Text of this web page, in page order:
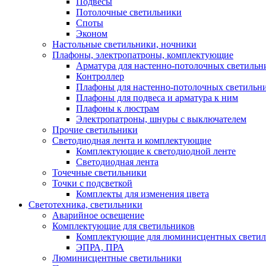
Потолочные светильники
Споты
Эконом
Настольные светильники, ночники
Плафоны, электропатроны, комплектующие
Арматура для настенно-потолочных
Контроллер
Плафоны для настенно-потолочных
Плафоны для подвеса и арматура к ним
Плафоны к люстрам
Электропатроны, шнуры с выключателем
Прочие светильники
Светодиодная лента и комплектующие
Комплектующие к светодиодной ленте
Светодиодная лента
Точечные светильники
Точки с подсветкой
Комплекты для изменения цвета
Светотехника, светильники
Аварийное освещение
Комплектующие для светильников
Комплектующие для люминисцентных
ЭПРА, ПРА
Люминисцентные светильники